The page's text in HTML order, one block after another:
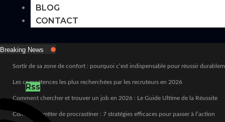
BLOG
CONTACT
Breaking News
Sortir de sa zone de confort : pourquoi c’est indispensable pour réussir
Les compétences les plus recherchées par les recruteurs en 2026
Comment chercher et trouver un job en 2026 : Le Guide Ultime de la Réussite
Comment arrêter de procrastiner : 7 stratégies efficaces pour passer à l’action
Rss